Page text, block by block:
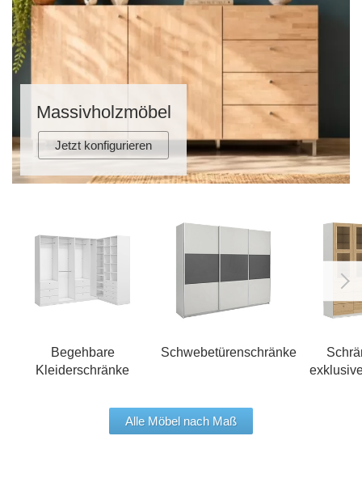
Massivholzmöbel
Jetzt konfigurieren
Begehbare
Kleiderschränke
Schwebetürenschränke
Alle Möbel nach Maß